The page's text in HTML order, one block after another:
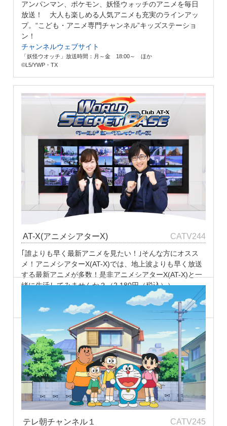
アンパンマン、ポケモン、妖怪ウォッチのアニメを毎日
放送！ 大人も楽しめる人気アニメも充実のラインアッ
プ。“こども・アニメ専門チャンネル”キッズステーショ
ン！
チャンネルウェブサイト
「妖怪ウオッチ」放送時間：月～金 18:00～ ほか
©L5/YWP・TX
AT-X(アニメシアターX) CATV244
｢誰よりも早く最新アニメを見たい！｣そんな方にオスス
メ！アニメシアターX(AT-X)では、地上波よりも早く放送
する最新アニメが多数！是非アニメシアターX(AT-X)と一
緒に生活してみませんか？（2,180円（税込））
テレ朝チャンネル１ CATV245